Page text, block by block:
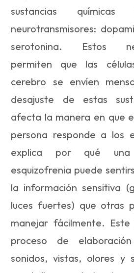
sustancias
neurotransmisores:
serotonina. Estos
permiten que las
cerebro se envíen
desajuste de estas
afecta la manera en que
persona responde a los
explica por qué una
esquizofrenia puede
la información sensitiva
luces fuertes) que otras
manejar fácilmente.
proceso de
sonidos, vistas, olores y